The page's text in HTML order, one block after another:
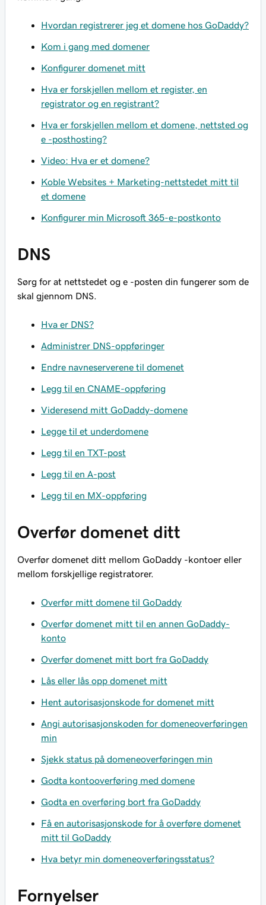
Hvordan registrerer jeg et domene hos GoDaddy?
Kom i gang med domener
Konfigurer domenet mitt
Hva er forskjellen mellom et register, en
registrator og en registrant?
Hva er forskjellen mellom et domene, nettsted og
e -posthosting?
Video: Hva er et domene?
Koble Websites + Marketing-nettstedet mitt til
et domene
Konfigurer min Microsoft 365-e-postkonto
DNS
Sørg for at nettstedet og e -posten din fungerer som de
skal gjennom DNS.
Hva er DNS?
Administrer DNS-oppføringer
Endre navneserverene til domenet
Legg til en CNAME-oppføring
Videresend mitt GoDaddy-domene
Legge til et underdomene
Legg til en TXT-post
Legg til en A-post
Legg til en MX-oppføring
Overfør domenet ditt
Overfør domenet ditt mellom GoDaddy -kontoer eller
mellom forskjellige registratorer.
Overfør mitt domene til GoDaddy
Overfør domenet mitt til en annen GoDaddy-
konto
Overfør domenet mitt bort fra GoDaddy
Lås eller lås opp domenet mitt
Hent autorisasjonskode for domenet mitt
Angi autorisasjonskoden for domeneoverføringen
min
Sjekk status på domeneoverføringen min
Godta kontooverføring med domene
Godta en overføring bort fra GoDaddy
Få en autorisasjonskode for å overføre domenet
mitt til GoDaddy
Hva betyr min domeneoverføringsstatus?
Fornyelser